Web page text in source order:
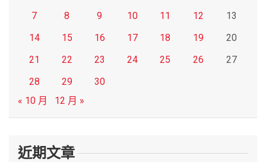
7
8 9 10 11 12
13
14
15 16 17 18 19
20
21
22 23 24 25 26
27
28
29
30
« 10 月
12 月 »
近期文章